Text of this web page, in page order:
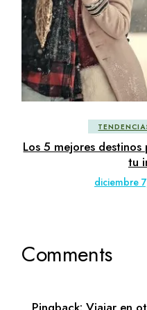
Los 5 mejores
tu
diciembre
Comments